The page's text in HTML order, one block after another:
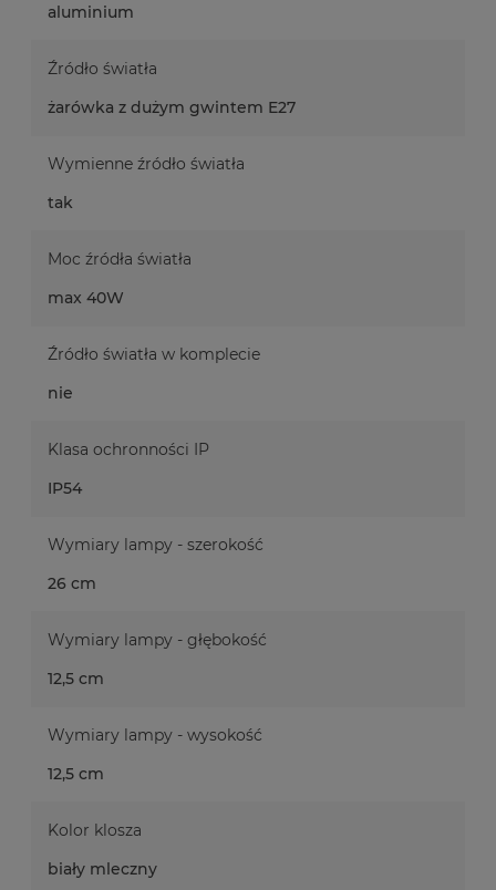
aluminium
Źródło światła
żarówka z dużym gwintem E27
Wymienne źródło światła
tak
Moc źródła światła
max 40W
Źródło światła w komplecie
nie
Klasa ochronności IP
IP54
Wymiary lampy - szerokość
26 cm
Wymiary lampy - głębokość
12,5 cm
Wymiary lampy - wysokość
12,5 cm
Kolor klosza
biały mleczny